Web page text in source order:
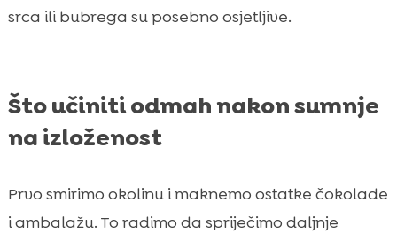
srca ili bubrega su posebno osjetljive.
Što učiniti odmah nakon sumnje
na izloženost
Prvo smirimo okolinu i maknemo ostatke čokolade
i ambalažu. To radimo da spriječimo daljnje